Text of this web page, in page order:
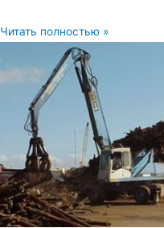
Читать полностью »